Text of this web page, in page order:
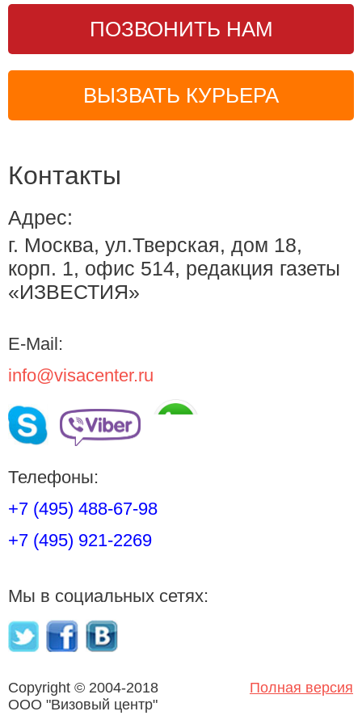
ПОЗВОНИТЬ НАМ
ВЫЗВАТЬ КУРЬЕРА
Контакты
Адрес:
г. Москва, ул.Тверская, дом 18,
корп. 1, офис 514, редакция газеты
«ИЗВЕСТИЯ»
E-Mail:
info@visacenter.ru
Телефоны:
+7 (495) 488-67-98
+7 (495) 921-2269
Мы в социальных сетях:
Copyright © 2004-2018
OOO "Визовый центр"
Полная версия